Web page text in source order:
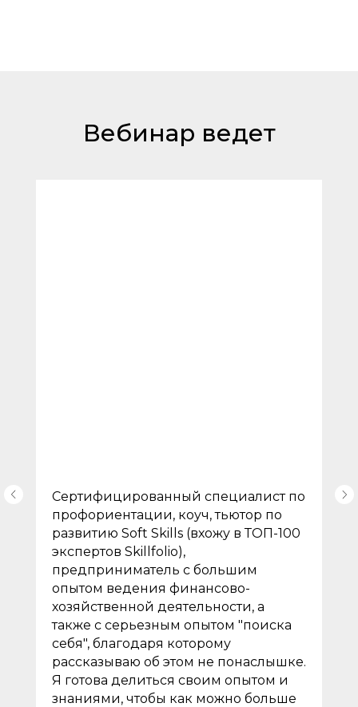
Вебинар ведет
Сертифицированный специалист по
профориентации, коуч, тьютор по
развитию Soft Skills (вхожу в ТОП-100
экспертов Skillfolio),
предприниматель с большим
опытом ведения финансово-
хозяйственной деятельности, а
также с серьезным опытом "поиска
себя", благодаря которому
рассказываю об этом не понаслышке.
Я готова делиться своим опытом и
знаниями, чтобы как можно больше